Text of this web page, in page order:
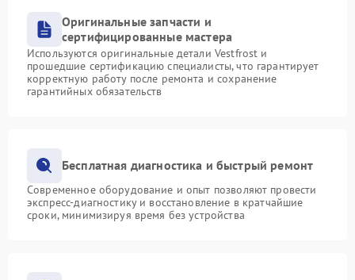
Оригинальные запчасти и
сертифицированные мастера
Используются оригинальные детали Vestfrost и
прошедшие сертификацию специалисты, что гарантирует
корректную работу после ремонта и сохранение
гарантийных обязательств
Бесплатная диагностика и быстрый ремонт
Современное оборудование и опыт позволяют провести
экспресс-диагностику и восстановление в кратчайшие
сроки, минимизируя время без устройства